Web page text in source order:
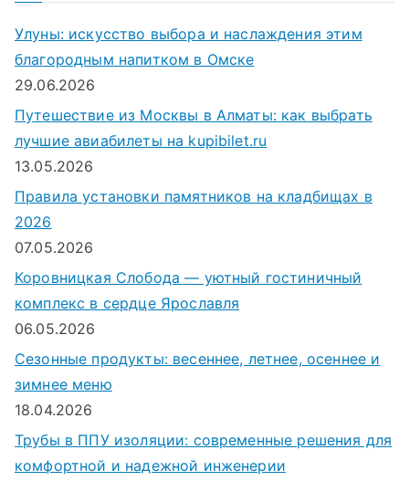
Улуны: искусство выбора и наслаждения этим
благородным напитком в Омске
29.06.2026
Путешествие из Москвы в Алматы: как выбрать
лучшие авиабилеты на kupibilet.ru
13.05.2026
Правила установки памятников на кладбищах в
2026
07.05.2026
Коровницкая Слобода — уютный гостиничный
комплекс в сердце Ярославля
06.05.2026
Сезонные продукты: весеннее, летнее, осеннее и
зимнее меню
18.04.2026
Трубы в ППУ изоляции: современные решения для
комфортной и надежной инженерии